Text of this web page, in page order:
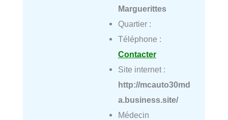
Marguerittes
Quartier :
Téléphone :
Contacter
Site internet :
http://mcauto30md
a.business.site/
Médecin